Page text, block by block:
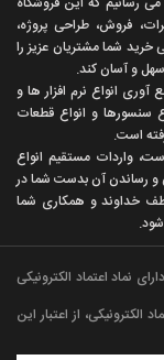
فروش، طراحی پروژه،
خريد شما مشتريان عزيز را
و آسان کند.
انواع نرم افزار ها و
سنسورها و انواع قطعات
است.
واردات مستقیم انواع
و رساندن آن بدست شما در
خداوند و همکاری شما
نماد اعتماد الکترونیکی
الکترونیکی، از اعتبار این